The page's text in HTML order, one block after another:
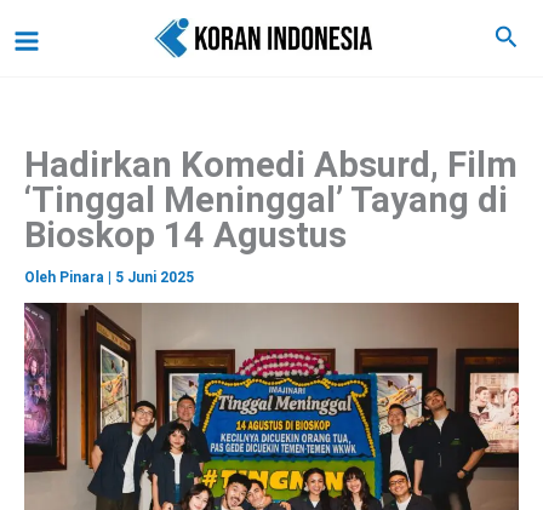
ke
Cari
Hadirkan Komedi Absurd, Film
‘Tinggal Meninggal’ Tayang di
Bioskop 14 Agustus
Oleh Pinara 5 Juni 2025
a